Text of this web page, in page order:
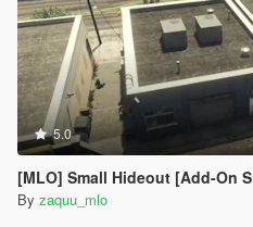
5.0
[MLO] Small Hideout [Add-On
By zaquu_mlo